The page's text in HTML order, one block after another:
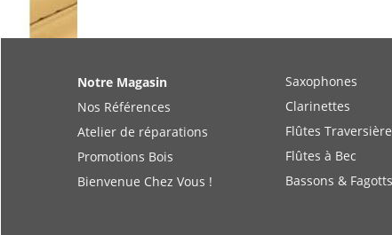
Notre Magasin
Nos Références
Atelier de réparations
Promotions Bois
Bienvenue Chez Vous !
Saxophones
Clarinettes
Flûtes
Flûtes à Bec
Bassons & Fagotts